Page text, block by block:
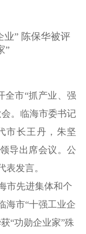
业” 陈保华被评
”
全市“抓产业、强
。临海市委书记
市长王丹，朱坚
导出席会议。公
发言。
市先进集体和个
海市“十强工业企
“功勋企业家”殊